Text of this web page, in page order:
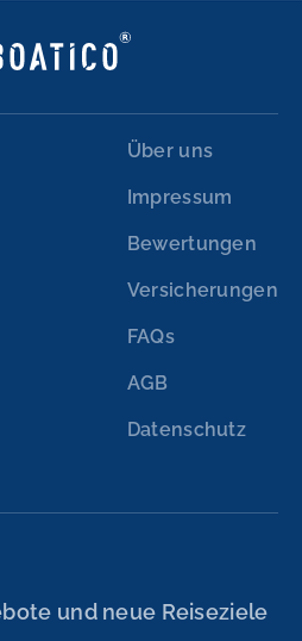
Über uns
Impressum
Bewertungen
Versicherungen
FAQs
AGB
Datenschutz
und neue Reiseziele